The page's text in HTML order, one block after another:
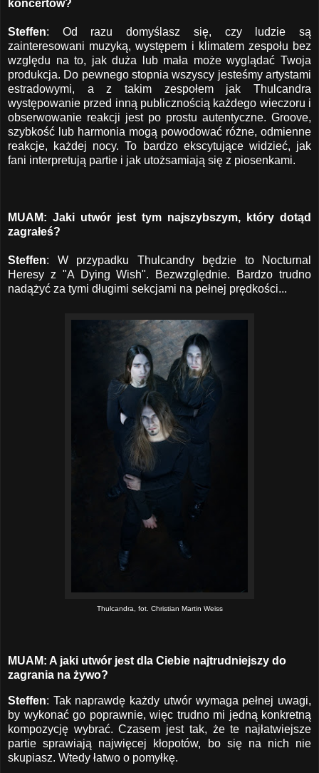
koncertów?
Steffen: Od razu domyślasz się, czy ludzie są
zainteresowani muzyką, występem i klimatem zespołu bez
względu na to, jak duża lub mała może wyglądać Twoja
produkcja. Do pewnego stopnia wszyscy jesteśmy artystami
estradowymi, a z takim zespołem jak Thulcandra
występowanie przed inną publicznością każdego wieczoru i
obserwowanie reakcji jest po prostu autentyczne. Groove,
szybkość lub harmonia mogą powodować różne, odmienne
reakcje, każdej nocy. To bardzo ekscytujące widzieć, jak
fani interpretują partie i jak utożsamiają się z piosenkami.
MUAM: Jaki utwór jest tym najszybszym, który dotąd
zagrałeś?
Steffen: W przypadku Thulcandry będzie to Nocturnal
Heresy z "A Dying Wish". Bezwzględnie. Bardzo trudno
nadążyć za tymi długimi sekcjami na pełnej prędkości...
Thulcandra, fot. Christian Martin Weiss
MUAM: A jaki utwór jest dla Ciebie najtrudniejszy do
zagrania na żywo?
Steffen: Tak naprawdę każdy utwór wymaga pełnej uwagi,
by wykonać go poprawnie, więc trudno mi jedną konkretną
kompozycję wybrać. Czasem jest tak, że te najłatwiejsze
partie sprawiają najwięcej kłopotów, bo się na nich nie
skupiasz. Wtedy łatwo o pomyłkę.